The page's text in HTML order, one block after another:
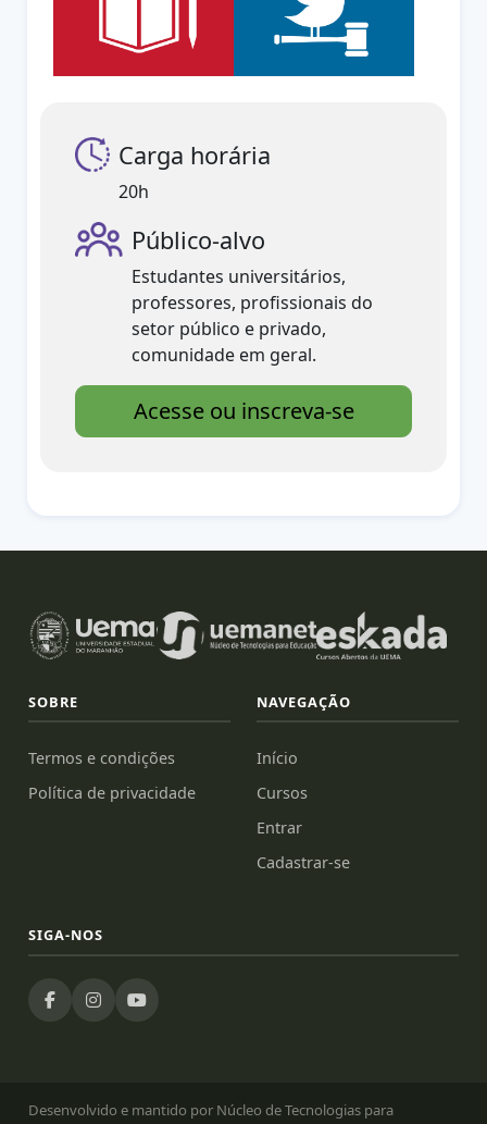
Carga horária
20h
Público-alvo
Estudantes universitários,
professores, profissionais do
setor público e privado,
comunidade em geral.
Acesse ou inscreva-se
SOBRE
Termos e condições
Política de privacidade
NAVEGAÇÃO
Início
Cursos
Entrar
Cadastrar-se
SIGA-NOS
Desenvolvido e mantido por Núcleo de Tecnologias para